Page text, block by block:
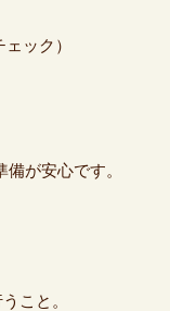
ック）
が安心です。
こと。